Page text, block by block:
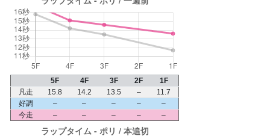
5F 4F 3F 2F
1F
凡走
15.8 14.2 13.5 –
11.7
好調
– – – –
–
今走
– – – – –